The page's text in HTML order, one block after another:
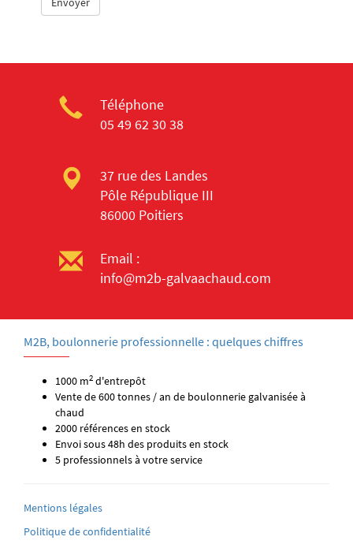
Téléphone
05 49 62 30 38
37 rue des Landes
Pôle République III
86000 Poitiers
Email :
info@m2b-galvaachaud.com
M2B, boulonnerie professionnelle : quelques chiffres
1000 m2 d'entrepôt
Vente de 600 tonnes / an de boulonnerie galvanisée à
chaud
2000 références en stock
Envoi sous 48h des produits en stock
5 professionnels à votre service
Mentions légales
Politique de confidentialité